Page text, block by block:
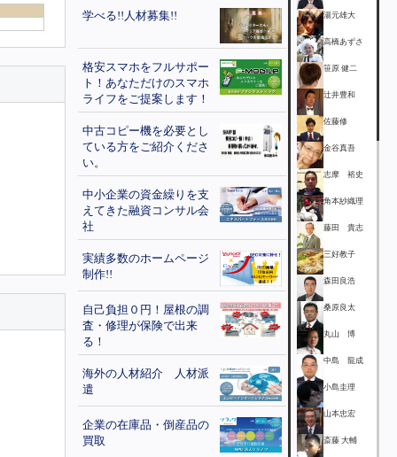
学べる!!人材募集!!
格安スマホをフルサポー
ト！あなただけのスマホ
ライフをご提案します！
中古コピー機を必要とし
ている方をご紹介くださ
い。
中小企業の資金繰りを支
えてきた融資コンサル会
社
実績多数のホームページ
制作!!
自己負担０円！屋根の調
査・修理が保険で出来
る！
海外の人材紹介 人材派
遣
企業の在庫品・倒産品の
買取
湯元雄大
高橋あずさ
笹原 健二
辻井豊和
佐藤修
金谷真吾
志摩 裕史
角本紗織理
藤田 貴志
三好教子
森田良浩
桑原良太
丸山 博
中島 龍成
小島圭理
山本忠宏
斎藤 大輔